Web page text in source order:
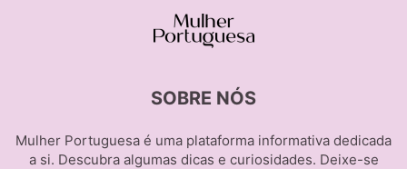
SOBRE NÓS
Mulher Portuguesa é uma plataforma informativa dedicada
a si. Descubra algumas dicas e curiosidades. Deixe-se